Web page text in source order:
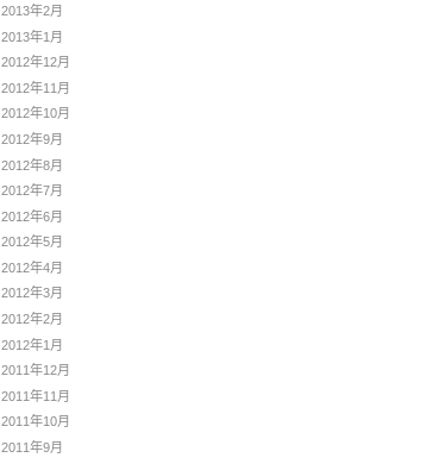
2013年2月
2013年1月
2012年12月
2012年11月
2012年10月
2012年9月
2012年8月
2012年7月
2012年6月
2012年5月
2012年4月
2012年3月
2012年2月
2012年1月
2011年12月
2011年11月
2011年10月
2011年9月